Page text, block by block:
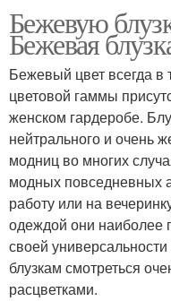
Бежевую
Бежевая
Бежевый цвет всегда в
цветовой гаммы
женском гардеробе.
нейтрального и очень
модниц во многих
модных повседневных
работу или на
одеждой они наиболее
своей
блузкам смотреться
расцветками.